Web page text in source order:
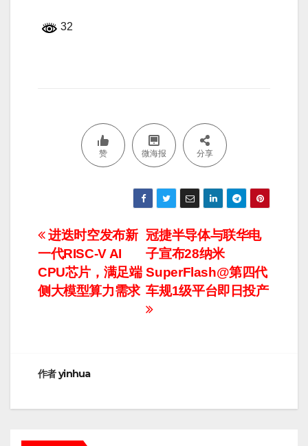
32
赞 微海报 分享
文
章
导
冠捷半导体与联华电
子宣布28纳米
SuperFlash@第四代
车规1级平台即日投产
进迭时空发布新
一代RISC-V AI
CPU芯片，满足端
侧大模型算力需求
作者yinhua